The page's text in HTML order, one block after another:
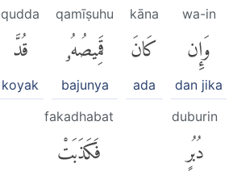
wa-in
وَإِن
dan jika
kāna
كَانَ
ada
qamīṣuhu
قَمِيصُهُۥ
bajunya
qudda
قُدَّ
koyak
duburin
دُبُرٍ
fakadhabat
فَكَذَبَتْ